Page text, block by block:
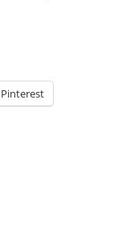
Pinterest